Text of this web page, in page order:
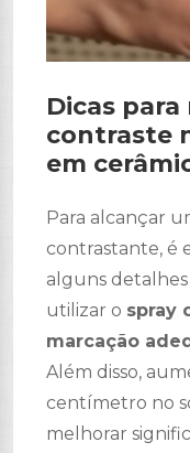
Dicas
contraste
em
Para alcançar
contrastante, é
alguns
utilizar o spray
marcação
Além disso,
centímetro no
melhorar